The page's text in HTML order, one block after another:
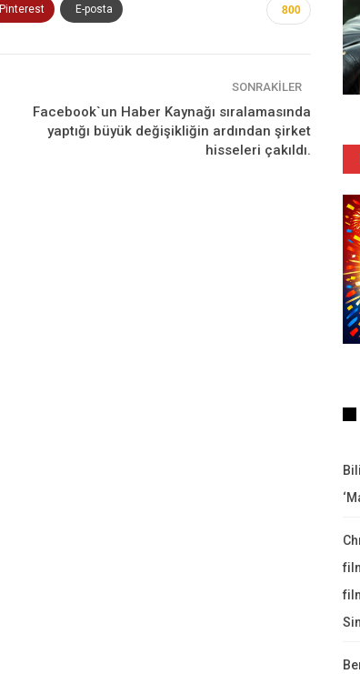
800
Pinterest E-posta
SONRAKILER
Facebook`un Haber Kaynağı sıralamasında
yaptığı büyük değişikliğin ardından şirket
hisseleri çakıldı.